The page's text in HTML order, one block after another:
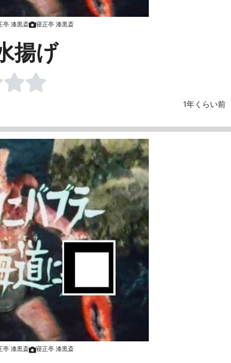
亭 漆黒斎 寝正亭 漆黒斎
揚げ
1年くらい前
亭 漆黒斎 寝正亭 漆黒斎